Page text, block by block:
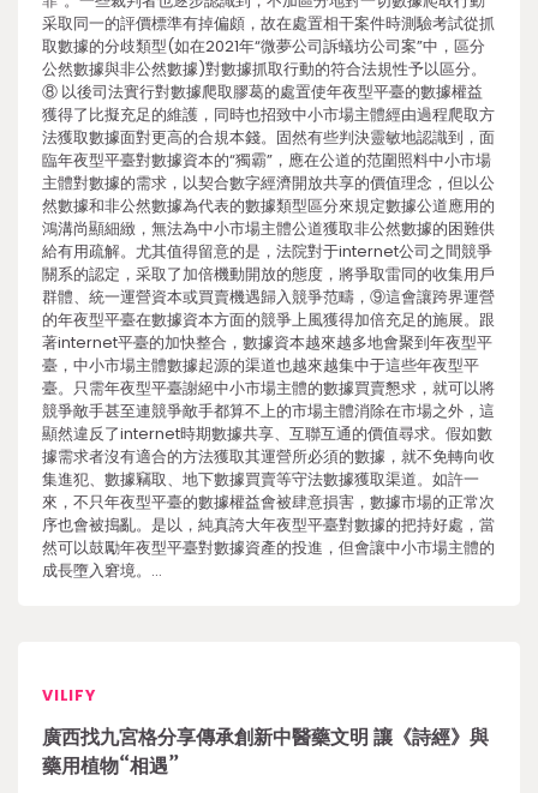
采取同一的評價標準有掉偏頗，故在處置相干案件時測驗考試從抓
取數據的分歧類型(如在2021年“微夢公司訴蟻坊公司案”中，區分
公然數據與非公然數據)對數據抓取行動的符合法規性予以區分。
⑧ 以後司法實行對數據爬取膠葛的處置使年夜型平臺的數據權益
獲得了比擬充足的維護，同時也招致中小市場主體經由過程爬取方
法獲取數據面對更高的合規本錢。固然有些判決靈敏地認識到，面
臨年夜型平臺對數據資本的“獨霸”，應在公道的范圍照料中小市場
主體對數據的需求，以契合數字經濟開放共享的價值理念，但以公
然數據和非公然數據為代表的數據類型區分來規定數據公道應用的
鴻溝尚顯細緻，無法為中小市場主體公道獲取非公然數據的困難供
給有用疏解。尤其值得留意的是，法院對于internet公司之間競爭
關系的認定，采取了加倍機動開放的態度，將爭取雷同的收集用戶
群體、統一運營資本或買賣機遇歸入競爭范疇，⑨這會讓跨界運營
的年夜型平臺在數據資本方面的競爭上風獲得加倍充足的施展。跟
著internet平臺的加快整合，數據資本越來越多地會聚到年夜型平
臺，中小市場主體數據起源的渠道也越來越集中于這些年夜型平
臺。只需年夜型平臺謝絕中小市場主體的數據買賣懇求，就可以將
競爭敵手甚至連競爭敵手都算不上的市場主體消除在市場之外，這
顯然違反了internet時期數據共享、互聯互通的價值尋求。假如數
據需求者沒有適合的方法獲取其運營所必須的數據，就不免轉向收
集進犯、數據竊取、地下數據買賣等守法數據獲取渠道。如許一
來，不只年夜型平臺的數據權益會被肆意損害，數據市場的正常次
序也會被搗亂。是以，純真誇大年夜型平臺對數據的把持好處，當
然可以鼓勵年夜型平臺對數據資產的投進，但會讓中小市場主體的
成長墮入窘境。…
VILIFY
廣西找九宮格分享傳承創新中醫藥文明 讓《詩經》與
藥用植物“相遇”